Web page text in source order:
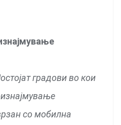
градови во кои
со мобилна